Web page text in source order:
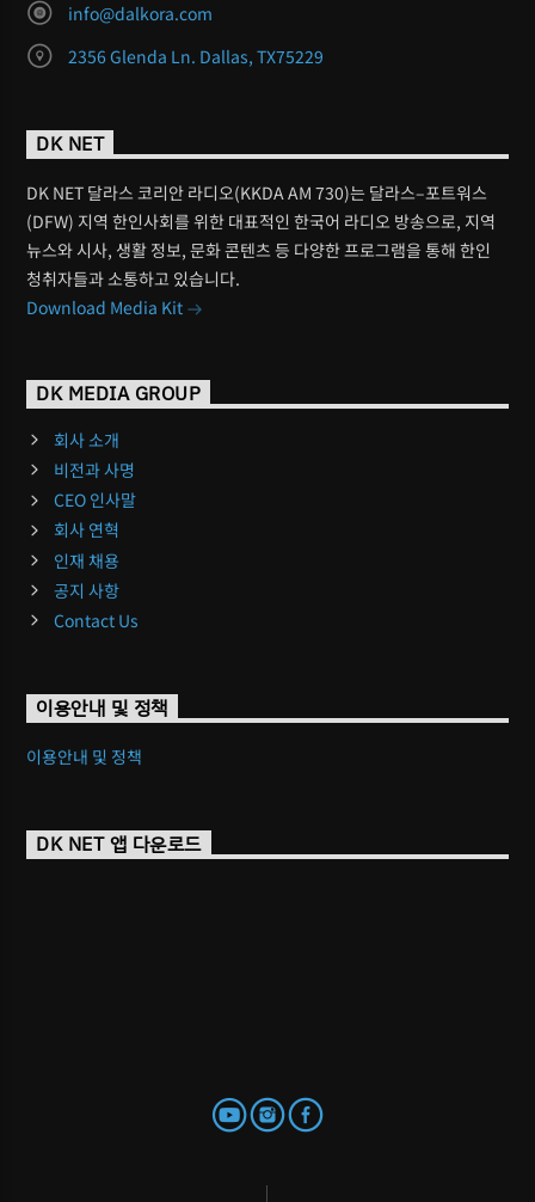
info@dalkora.com
2356 Glenda Ln. Dallas, TX75229
DK NET
DK NET 달라스 코리안 라디오(KKDA AM 730)는 달라스–포트워스
(DFW) 지역 한인사회를 위한 대표적인 한국어 라디오 방송으로, 지역
뉴스와 시사, 생활 정보, 문화 콘텐츠 등 다양한 프로그램을 통해 한인
청취자들과 소통하고 있습니다.
Download Media Kit
DK MEDIA GROUP
회사 소개
비전과 사명
CEO 인사말
회사 연혁
인재 채용
공지 사항
Contact Us
이용안내 및 정책
이용안내 및 정책
DK NET 앱 다운로드